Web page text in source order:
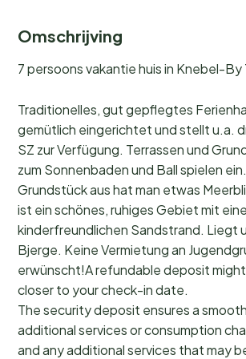
Omschrijving
7 persoons vakantie huis in Knebel-By
Traditionelles, gut gepflegtes
gemütlich eingerichtet und stellt u.a.
SZ zur Verfügung. Terrassen und
zum Sonnenbaden und Ball spielen
Grundstück aus hat man etwas
ist ein schönes, ruhiges Gebiet mit
kinderfreundlichen Sandstrand. Liegt
Bjerge. Keine Vermietung an
erwünscht!A refundable deposit
closer to your check-in date.
The security deposit ensures a
additional services or consumption
and any additional services that may